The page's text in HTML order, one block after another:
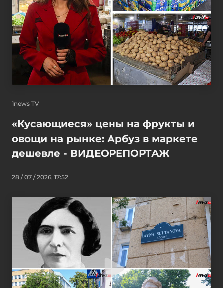
1news TV
«Кусающиеся» цены на фрукты и
овощи на рынке: Арбуз в маркете
дешевле - ВИДЕОРЕПОРТАЖ
28 / 07 / 2026, 17:52